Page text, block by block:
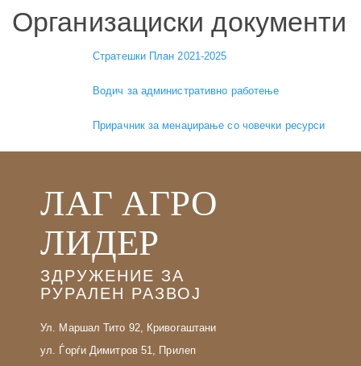
Организациски документи
Стратешки План 2021-2025
Водич за административно работење
Прирачник за менаџирање со човечки ресурси
ЛАГ АГРО
ЛИДЕР
ЗДРУЖЕНИЕ ЗА
РУРАЛЕН РАЗВОЈ
Ул. Маршал Тито 92, Кривогаштани
ул. Ѓорѓи Димитров 51, Прилеп